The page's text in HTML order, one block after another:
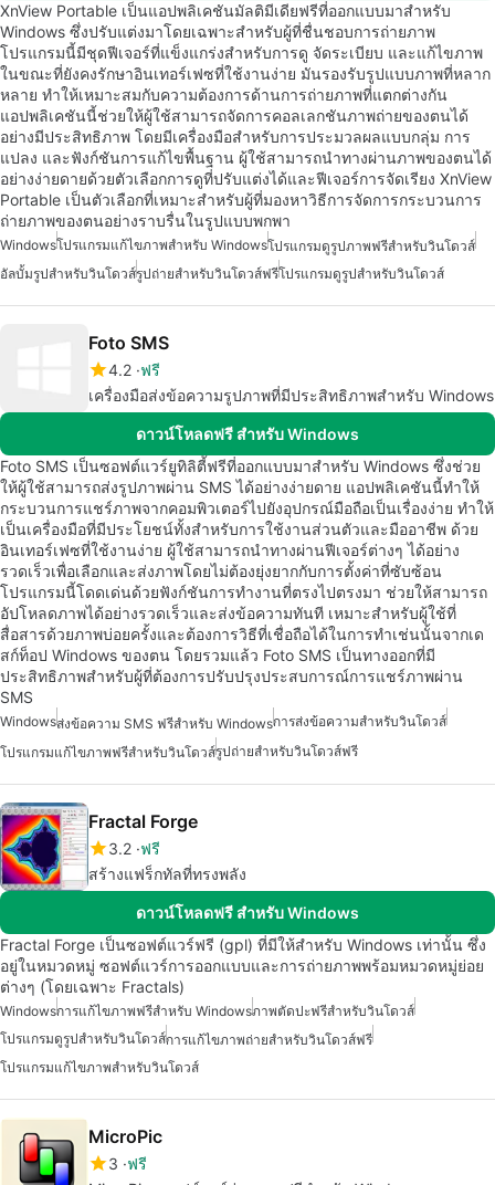
XnView Portable เป็นแอปพลิเคชันมัลติมีเดียฟรีที่ออกแบบมาสำหรับ
Windows ซึ่งปรับแต่งมาโดยเฉพาะสำหรับผู้ที่ชื่นชอบการถ่ายภาพ
โปรแกรมนี้มีชุดฟีเจอร์ที่แข็งแกร่งสำหรับการดู จัดระเบียบ และแก้ไขภาพ
ในขณะที่ยังคงรักษาอินเทอร์เฟซที่ใช้งานง่าย มันรองรับรูปแบบภาพที่หลาก
หลาย ทำให้เหมาะสมกับความต้องการด้านการถ่ายภาพที่แตกต่างกัน
แอปพลิเคชันนี้ช่วยให้ผู้ใช้สามารถจัดการคอลเลกชันภาพถ่ายของตนได้
อย่างมีประสิทธิภาพ โดยมีเครื่องมือสำหรับการประมวลผลแบบกลุ่ม การ
แปลง และฟังก์ชันการแก้ไขพื้นฐาน ผู้ใช้สามารถนำทางผ่านภาพของตนได้
อย่างง่ายดายด้วยตัวเลือกการดูที่ปรับแต่งได้และฟีเจอร์การจัดเรียง XnView
Portable เป็นตัวเลือกที่เหมาะสำหรับผู้ที่มองหาวิธีการจัดการกระบวนการ
ถ่ายภาพของตนอย่างราบรื่นในรูปแบบพกพา
Windowsโปรแกรมแก้ไขภาพสำหรับ Windowsโปรแกรมดูรูปภาพฟรีสำหรับวินโดวส์
อัลบั้มรูปสำหรับวินโดวส์รูปถ่ายสำหรับวินโดวส์ฟรีโปรแกรมดูรูปสำหรับวินโดวส์
Foto SMS
4.2 ฟรี
เครื่องมือส่งข้อความรูปภาพที่มีประสิทธิภาพสำหรับ Windows
ดาวน์โหลดฟรี สำหรับ Windows
Foto SMS เป็นซอฟต์แวร์ยูทิลิตี้ฟรีที่ออกแบบมาสำหรับ Windows ซึ่งช่วย
ให้ผู้ใช้สามารถส่งรูปภาพผ่าน SMS ได้อย่างง่ายดาย แอปพลิเคชันนี้ทำให้
กระบวนการแชร์ภาพจากคอมพิวเตอร์ไปยังอุปกรณ์มือถือเป็นเรื่องง่าย ทำให้
เป็นเครื่องมือที่มีประโยชน์ทั้งสำหรับการใช้งานส่วนตัวและมืออาชีพ ด้วย
อินเทอร์เฟซที่ใช้งานง่าย ผู้ใช้สามารถนำทางผ่านฟีเจอร์ต่างๆ ได้อย่าง
รวดเร็วเพื่อเลือกและส่งภาพโดยไม่ต้องยุ่งยากกับการตั้งค่าที่ซับซ้อน
โปรแกรมนี้โดดเด่นด้วยฟังก์ชันการทำงานที่ตรงไปตรงมา ช่วยให้สามารถ
อัปโหลดภาพได้อย่างรวดเร็วและส่งข้อความทันที เหมาะสำหรับผู้ใช้ที่
สื่อสารด้วยภาพบ่อยครั้งและต้องการวิธีที่เชื่อถือได้ในการทำเช่นนั้นจากเด
สก์ท็อป Windows ของตน โดยรวมแล้ว Foto SMS เป็นทางออกที่มี
ประสิทธิภาพสำหรับผู้ที่ต้องการปรับปรุงประสบการณ์การแชร์ภาพผ่าน
SMS
Windowsส่งข้อความ SMS ฟรีสำหรับ Windowsการส่งข้อความสำหรับวินโดวส์
โปรแกรมแก้ไขภาพฟรีสำหรับวินโดวส์รูปถ่ายสำหรับวินโดวส์ฟรี
Fractal Forge
3.2 ฟรี
สร้างแฟร็กทัลที่ทรงพลัง
ดาวน์โหลดฟรี สำหรับ Windows
Fractal Forge เป็นซอฟต์แวร์ฟรี (gpl) ที่มีให้สำหรับ Windows เท่านั้น ซึ่ง
อยู่ในหมวดหมู่ ซอฟต์แวร์การออกแบบและการถ่ายภาพพร้อมหมวดหมู่ย่อย
ต่างๆ (โดยเฉพาะ Fractals)
Windowsการแก้ไขภาพฟรีสำหรับ Windowsภาพตัดปะฟรีสำหรับวินโดวส์
โปรแกรมดูรูปสำหรับวินโดวส์การแก้ไขภาพถ่ายสำหรับวินโดวส์ฟรี
โปรแกรมแก้ไขภาพสำหรับวินโดวส์
MicroPic
3 ฟรี